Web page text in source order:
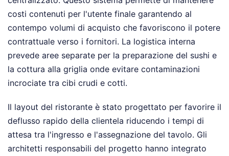
costi contenuti per l'utente finale garantendo al
contempo volumi di acquisto che favoriscono il potere
contrattuale verso i fornitori. La logistica interna
prevede aree separate per la preparazione del sushi e
la cottura alla griglia onde evitare contaminazioni
incrociate tra cibi crudi e cotti.
Il layout del ristorante è stato progettato per favorire il
deflusso rapido della clientela riducendo i tempi di
attesa tra l'ingresso e l'assegnazione del tavolo. Gli
architetti responsabili del progetto hanno integrato